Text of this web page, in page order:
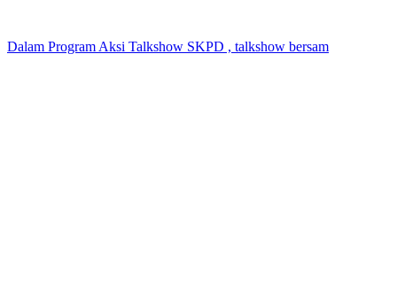
Dalam Program Aksi Talkshow SKPD , talkshow bersam